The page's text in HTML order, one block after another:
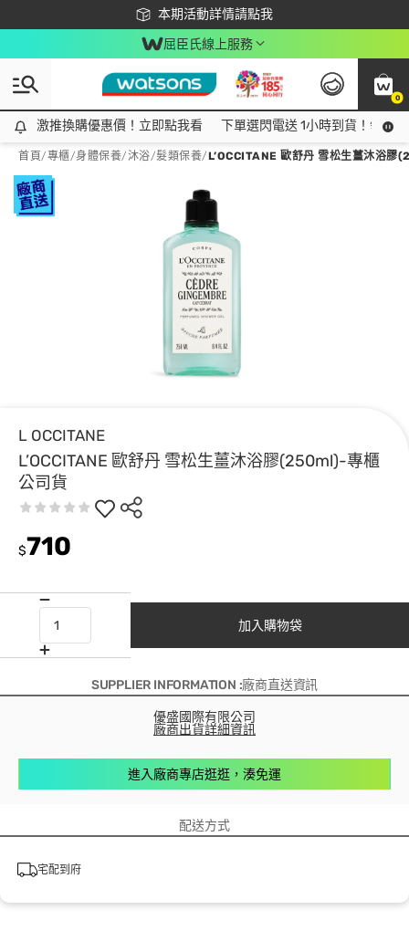
本期活動詳情請點我
下載app最高回饋$350
屈臣氏線上服務
0
激推換購優惠價！立即點我看
激推換購優惠價！立即點我看 下單選閃電送 1小時到貨！領神
首頁/專櫃/身體保養/沐浴/髮類保養/L’OCCITANE 歐舒丹 雪松生薑沐浴膠
L OCCITANE
L’OCCITANE 歐舒丹 雪松生薑沐浴膠(250ml)-專櫃
公司貨
$710
加入購物袋
SUPPLIER INFORMATION :廠商直送資訊
優盛國際有限公司
廠商出貨詳細資訊
進入廠商專店逛逛，湊免運
配送方式
宅配到府